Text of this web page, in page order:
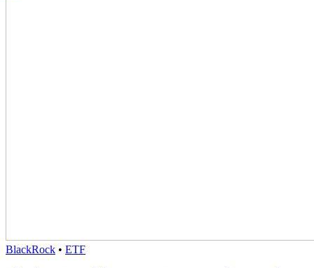
BlackRock • ETF